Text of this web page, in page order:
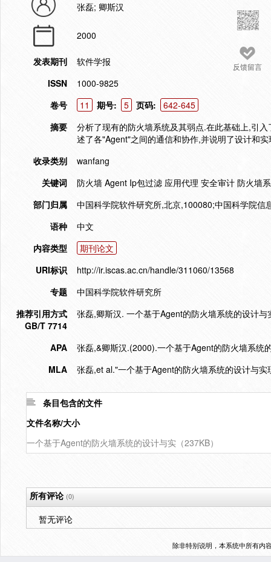
反馈留言
张磊; 卿斯汉
2000
发表期刊
软件学报
ISSN
1000-9825
卷号
11 期号: 5 页码:
642-645
摘要
分析了现有的防火墙系统及其弱点.在此基础上,引
述了各"Agent"之间的通信和协作,并说明了设计和
收录类别
wanfang
关键词
防火墙 Agent Ip包过滤 应用代理 安全审计 防火墙
部门归属
中国科学院软件研究所,北京,100080;中国科学院
语种
中文
内容类型
期刊论文
URI标识
http://ir.iscas.ac.cn/handle/311060/13568
专题
中国科学院软件研究所
推荐引用方式
GB/T 7714
张磊,卿斯汉. 一个基于Agent的防火墙系统的设计
APA
张磊,&卿斯汉.(2000).一个基于Agent的防火墙系统
MLA
张磊,et al."一个基于Agent的防火墙系统的设计与实
条目包含的文件
文件名称/大小
一个基于Agent的防火墙系统的设计与实（237KB）
所有评论(0)
暂无评论
除非特别说明，本系统中所有内